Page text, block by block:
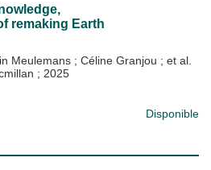
remaking Earth
Meulemans ; Céline Granjou ; et al.
; 2025
Disponible